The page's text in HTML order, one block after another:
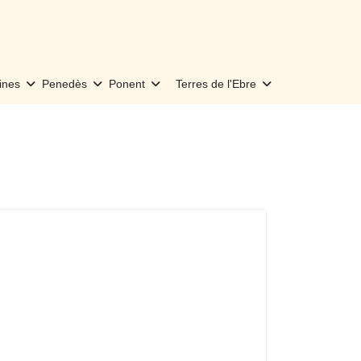
Penedès Ponent Terres de l'Ebre